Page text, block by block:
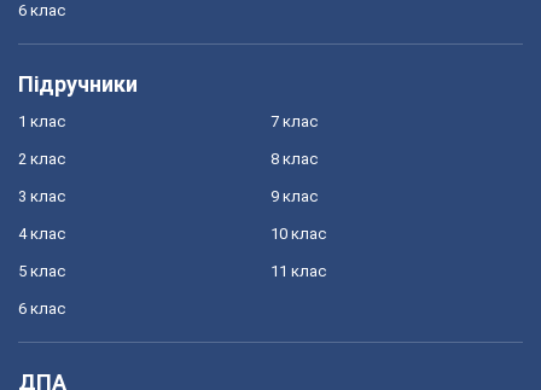
6 клас
Підручники
1 клас
2 клас
3 клас
4 клас
5 клас
6 клас
7 клас
8 клас
9 клас
10 клас
11 клас
ДПА